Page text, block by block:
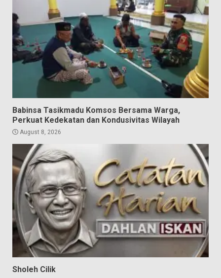
Babinsa Tasikmadu Komsos Bersama Warga,
Perkuat Kedekatan dan Kondusivitas Wilayah
August 8, 2026
Sholeh Cilik